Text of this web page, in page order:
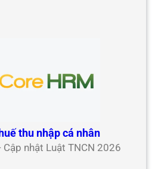
thu nhập cá nhân
nhật Luật TNCN 2026